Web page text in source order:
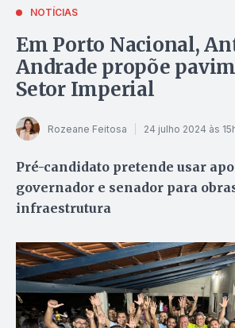
NOTÍCIAS
Em Porto Nacional,
Andrade propõe
Setor Imperial
Rozeane Feitosa 24 julho 2024 às
Pré-candidato pretende usar
governador e senador para
infraestrutura